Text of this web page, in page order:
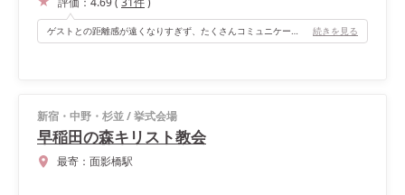
ゲストとの距離感が遠くなりすぎず、たくさんコミュニケーションを取れたことがとてもよかったです。 落ち着いたクラシカルな内装で、何もしなくても華やかなところも魅力の一つです。 続きを見る
新宿・中野・杉並/挙式会場
早稲田の森キリスト教会
最寄： 面影橋駅